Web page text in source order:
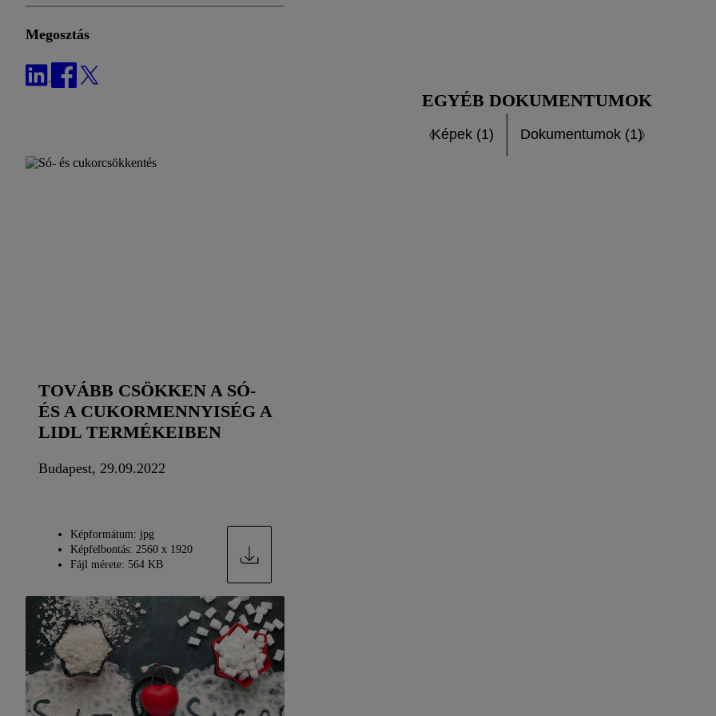
Megosztás
EGYÉB DOKUMENTUMOK
Képek (1) Dokumentumok (1)
TOVÁBB CSÖKKEN A SÓ-
ÉS A CUKORMENNYISÉG A
LIDL TERMÉKEIBEN
Budapest, 29.09.2022
Képformátum: jpg
Képfelbontás: 2560 x 1920
Fájl mérete: 564 KB